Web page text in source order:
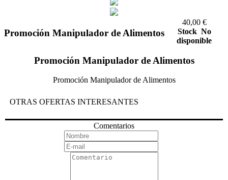
Promoción Manipulador de Alimentos
40,00 €
Stock No
disponible
Promoción Manipulador de Alimentos
Promoción Manipulador de Alimentos
OTRAS OFERTAS INTERESANTES
Comentarios